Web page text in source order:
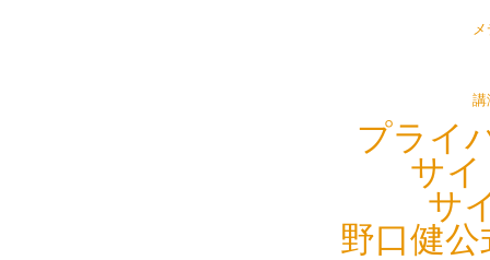
講
プライ
サ
サ
野口健